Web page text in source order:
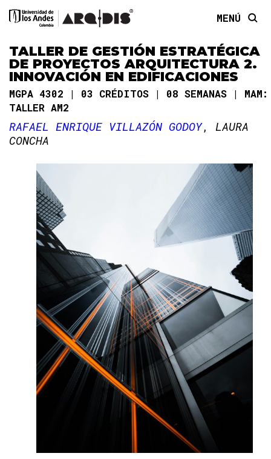
MENÚ
TALLER DE GESTIÓN ESTRATÉGICA
DE PROYECTOS ARQUITECTURA 2.
INNOVACIÓN EN EDIFICACIONES
MGPA 4302 03 CRÉDITOS 08 SEMANAS
MAM:
TALLER AM2
RAFAEL ENRIQUE VILLAZÓN GODOY
LAURA
CONCHA